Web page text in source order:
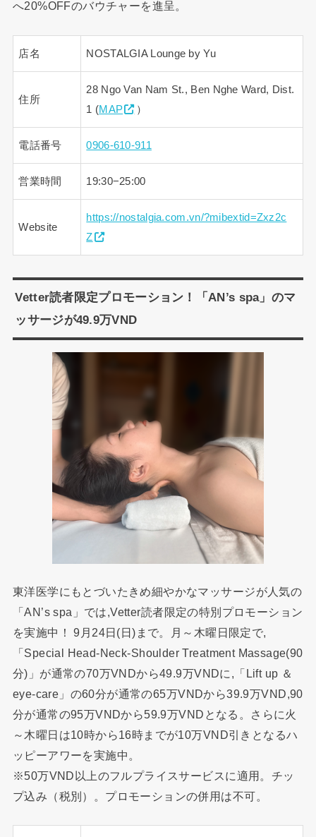
へ20%OFFのバウチャーを進呈。
店名 NOSTALGIA Lounge by Yu
住所
28 Ngo Van Nam St., Ben Nghe Ward, Dist.
1 (MAP ）
電話番号 0906-610-911
営業時間 19:30−25:00
Website
https://nostalgia.com.vn/?mibextid=Zxz2c
Z
Vetter読者限定プロモーション！「AN’s spa」のマ
ッサージが49.9万VND
東洋医学にもとづいたきめ細やかなマッサージが人気の
「AN’s spa」では,Vetter読者限定の特別プロモーション
を実施中！ 9月24日(日)まで。月～木曜日限定で,
「Special Head-Neck-Shoulder Treatment Massage(90
分)」が通常の70万VNDから49.9万VNDに,「Lift up ＆
eye-care」の60分が通常の65万VNDから39.9万VND,90
分が通常の95万VNDから59.9万VNDとなる。さらに火
～木曜日は10時から16時までが10万VND引きとなるハ
ッピーアワーを実施中。
※50万VND以上のフルプライスサービスに適用。チッ
プ込み（税別）。プロモーションの併用は不可。